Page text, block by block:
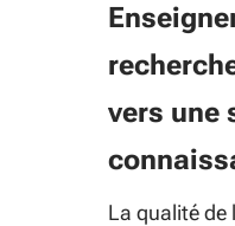
vers une
La qualité de